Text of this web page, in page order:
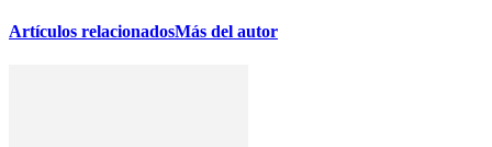
Artículos relacionadosMás del autor